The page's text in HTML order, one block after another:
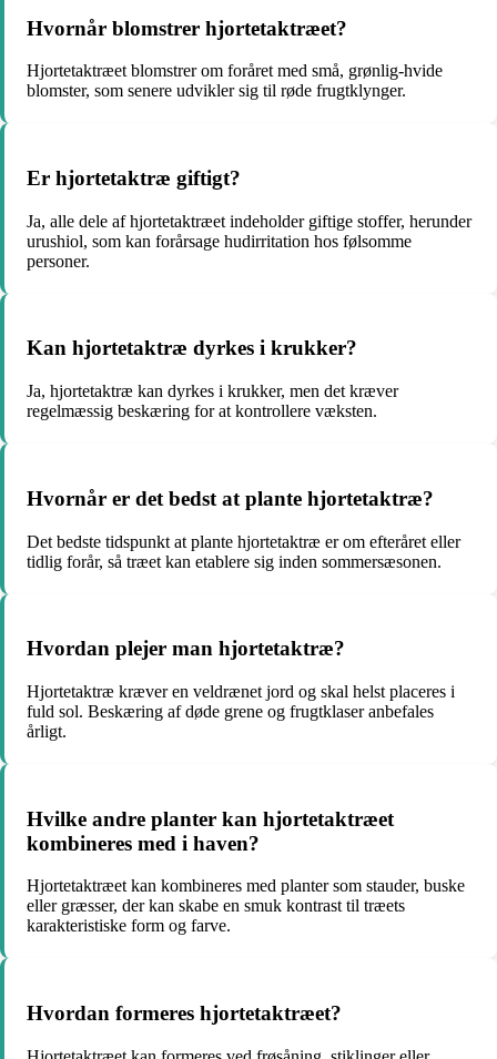
Hvornår blomstrer hjortetaktræet?
Hjortetaktræet blomstrer om foråret med små, grønlig-hvide
blomster, som senere udvikler sig til røde frugtklynger.
Er hjortetaktræ giftigt?
Ja, alle dele af hjortetaktræet indeholder giftige stoffer, herunder
urushiol, som kan forårsage hudirritation hos følsomme
personer.
Kan hjortetaktræ dyrkes i krukker?
Ja, hjortetaktræ kan dyrkes i krukker, men det kræver
regelmæssig beskæring for at kontrollere væksten.
Hvornår er det bedst at plante hjortetaktræ?
Det bedste tidspunkt at plante hjortetaktræ er om efteråret eller
tidlig forår, så træet kan etablere sig inden sommersæsonen.
Hvordan plejer man hjortetaktræ?
Hjortetaktræ kræver en veldrænet jord og skal helst placeres i
fuld sol. Beskæring af døde grene og frugtklaser anbefales
årligt.
Hvilke andre planter kan hjortetaktræet
kombineres med i haven?
Hjortetaktræet kan kombineres med planter som stauder, buske
eller græsser, der kan skabe en smuk kontrast til træets
karakteristiske form og farve.
Hvordan formeres hjortetaktræet?